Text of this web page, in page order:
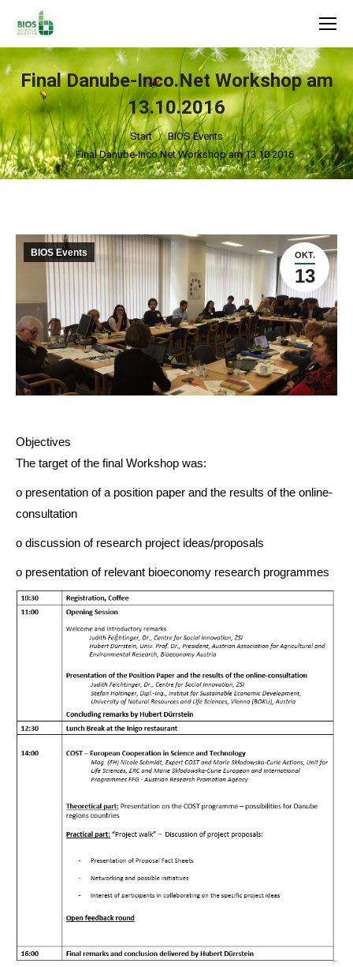
Search:
Final Danube-Inco.Net Workshop am
13.10.2016
Sie befinden sich hier:Start
BIOS Events
Final Danube-Inco.Net Workshop am 13.10.2016
OKT.
13
BIOS Events
Objectives
The target of the final Workshop was:
o presentation of a position paper and the results of the online-
consultation
o discussion of research project ideas/proposals
o presentation of relevant bioeconomy research programmes